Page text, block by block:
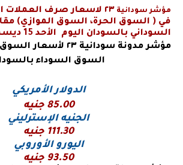
مؤشر سودانية ٢٣ لاسعار صرف العملات
في ( السوق الحرة، السوق الموازي)
السوداني بالسودان اليوم الأحد 15 ديسمبر 2019م
مؤشر مدونة سودانية ٢٣ لأسعار السوق ( السوق الحرة ،
السوق السوداء
الدولار الأمريكي
85.00 جنيه
الجنيه الإسترليني
111.30 جنيه
اليورو الأوروبي
93.50 جنيه